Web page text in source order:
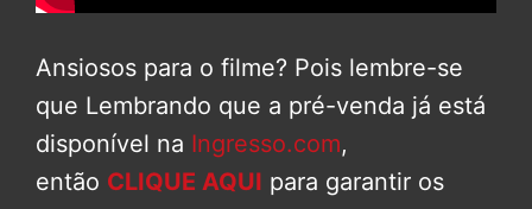
Ansiosos para o filme? Pois lembre-se
que Lembrando que a pré-venda já está
disponível na Ingresso.com,
então CLIQUE AQUI para garantir os